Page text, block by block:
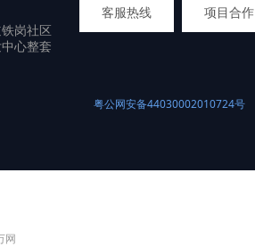
岗社区
心整套
客服热线 项目合作
粤公网安备44030002010724号
网